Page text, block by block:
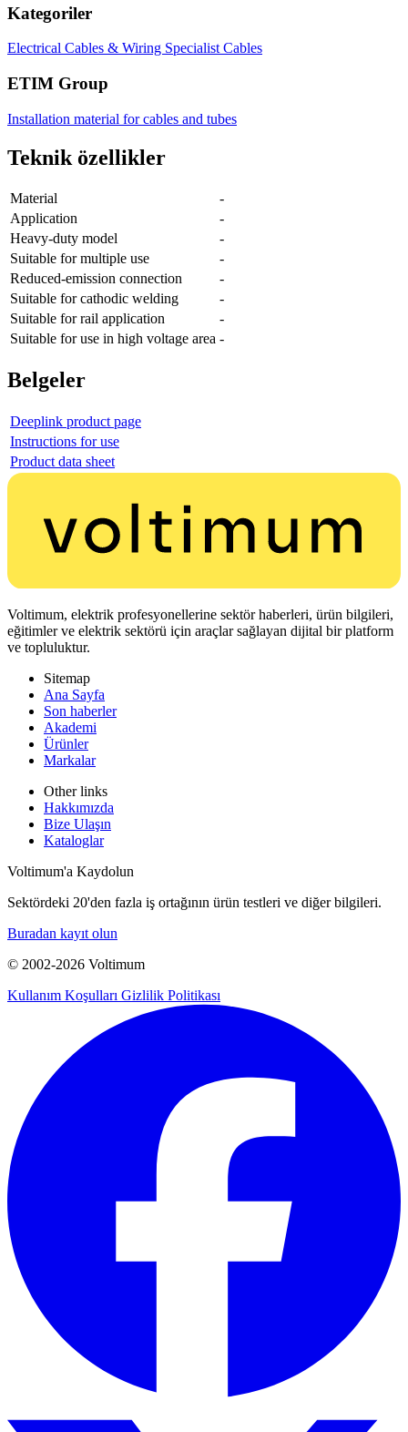
Kategoriler
Electrical Cables & Wiring Specialist Cables
ETIM Group
Installation material for cables and tubes
Teknik özellikler
Material
-
Application
-
Heavy-duty model
-
Suitable for multiple use
-
Reduced-emission connection
-
Suitable for cathodic welding
-
Suitable for rail application
-
Suitable for use in high voltage area -
Belgeler
Deeplink product page
Instructions for use
Product data sheet
Voltimum, elektrik profesyonellerine sektör haberleri, ürün bilgileri,
eğitimler ve elektrik sektörü için araçlar sağlayan dijital bir platform
ve topluluktur.
Sitemap
Ana Sayfa
Son haberler
Akademi
Ürünler
Markalar
Other links
Hakkımızda
Bize Ulaşın
Kataloglar
Voltimum'a Kaydolun
Sektördeki 20'den fazla iş ortağının ürün testleri ve diğer bilgileri.
Buradan kayıt olun
© 2002-2026 Voltimum
Kullanım Koşulları Gizlilik Politikası